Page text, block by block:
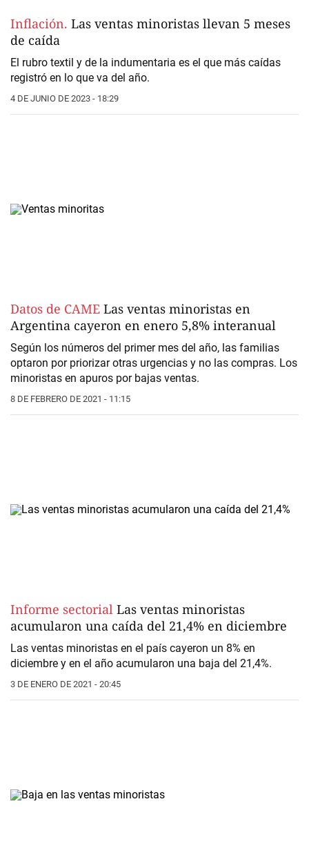
Inflación. Las ventas minoristas llevan 5 meses
de caída
El rubro textil y de la indumentaria es el que más caídas
registró en lo que va del año.
4 DE JUNIO DE 2023 - 18:29
Datos de CAME Las ventas minoristas en
Argentina cayeron en enero 5,8% interanual
Según los números del primer mes del año, las familias
optaron por priorizar otras urgencias y no las compras. Los
minoristas en apuros por bajas ventas.
8 DE FEBRERO DE 2021 - 11:15
Informe sectorial Las ventas minoristas
acumularon una caída del 21,4% en diciembre
Las ventas minoristas en el país cayeron un 8% en
diciembre y en el año acumularon una baja del 21,4%.
3 DE ENERO DE 2021 - 20:45